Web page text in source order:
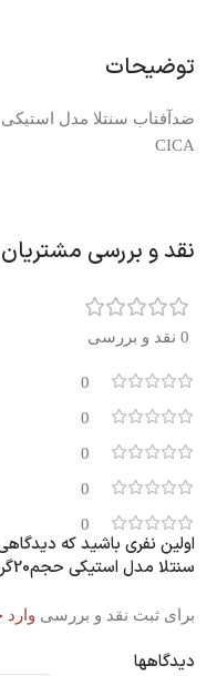
توضیحات
CICA
نقد و بررسی مشتریان
0 نقد و بررسی
0
0
0
0
0
دیدگاهها
اولین نفری باشید که
سنتلا مدل استیکی حجم20گرمیCENTELLA HYALU-CICA”
برای ثبت نقد و بررسی